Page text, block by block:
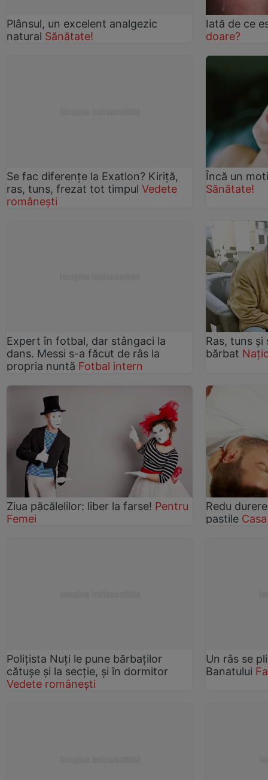
Plânsul, un excelent analgezic
natural Sănătate!
Iată de ce
doare?
Se fac diferențe la Exatlon? Kiriță,
ras, tuns, frezat tot timpul Vedete
românești
Încă un
Sănătate!
Expert în fotbal, dar stângaci la
dans. Messi s-a făcut de râs la
propria nuntă Fotbal intern
Ras, tuns
bărbat
Ziua păcălelilor: liber la farse! Pentru
Femei
Redu
pastile
Poliţista Nuţi le pune bărbaţilor
cătuşe şi la secţie, şi în dormitor
Vedete românești
Un râs se
Banatului